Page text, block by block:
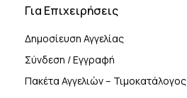
Για Επιχειρήσεις
Δημοσίευση Αγγελίας
Σύνδεση / Εγγραφή
Πακέτα Αγγελιών – Τιμοκατάλογος